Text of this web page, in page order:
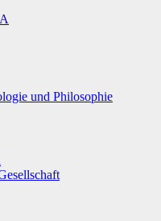
und Philosophie